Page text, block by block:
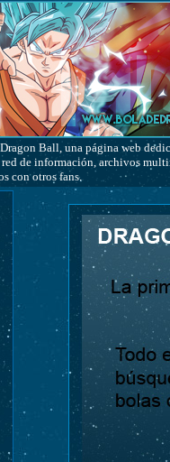
Ball, una página web
de información, archivos
con otros fans.